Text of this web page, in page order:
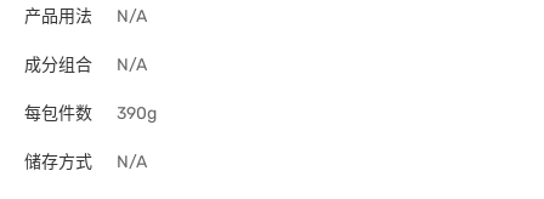
产品用法 N/A
成分组合 N/A
每包件数 390g
储存方式 N/A